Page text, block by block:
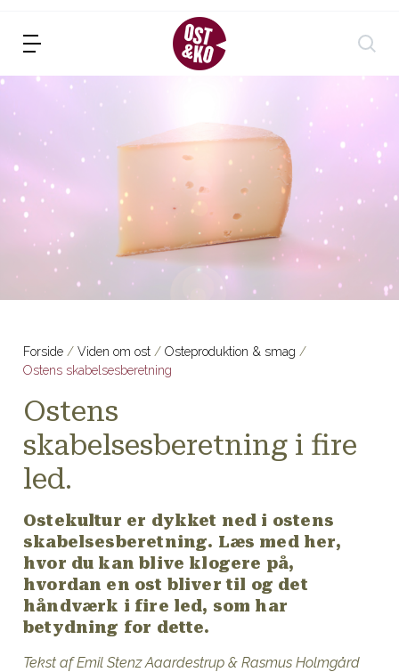
Forside Viden om ost
Osteproduktion & smag
Ostens skabelsesberetning
Ostens
skabelsesberetning i fire
led.
Ostekultur er dykket ned i ostens
skabelsesberetning. Læs med her,
hvor du kan blive klogere på,
hvordan en ost bliver til og det
håndværk i fire led, som har
betydning for dette.
Tekst af Emil Stenz Aaardestrup & Rasmus Holmgård